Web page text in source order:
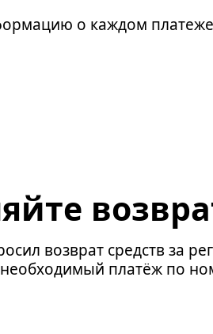
о каждом
возврат средств за
необходимый платёж по